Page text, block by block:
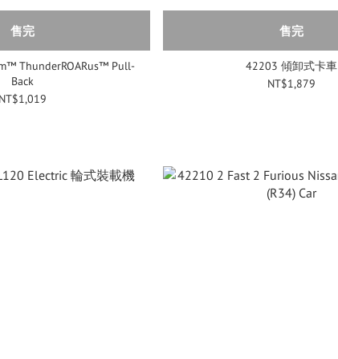
售完
ThunderROARus™ Pull-
Back
售完
42203 傾卸式卡車
NT$1,879